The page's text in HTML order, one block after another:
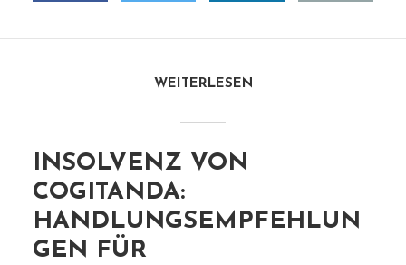
WEITERLESEN
INSOLVENZ VON
COGITANDA:
HANDLUNGSEMPFEHLUN
GEN FÜR